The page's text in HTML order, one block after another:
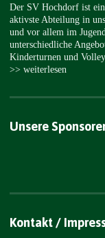
Der SV Hochdorf ist
aktivste Abteilung in
und vor allem im
unterschiedliche
Kinderturnen und
>> weiterlesen
Unsere
Kontakt /